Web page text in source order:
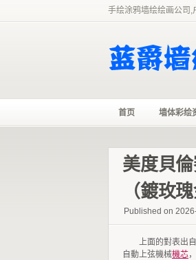
手绘涂鸦墙绘绘画公司,
首页 墙体彩绘
美度貝
（鍍玫
Published on
上面的對表出自
自動上弦機械機芯